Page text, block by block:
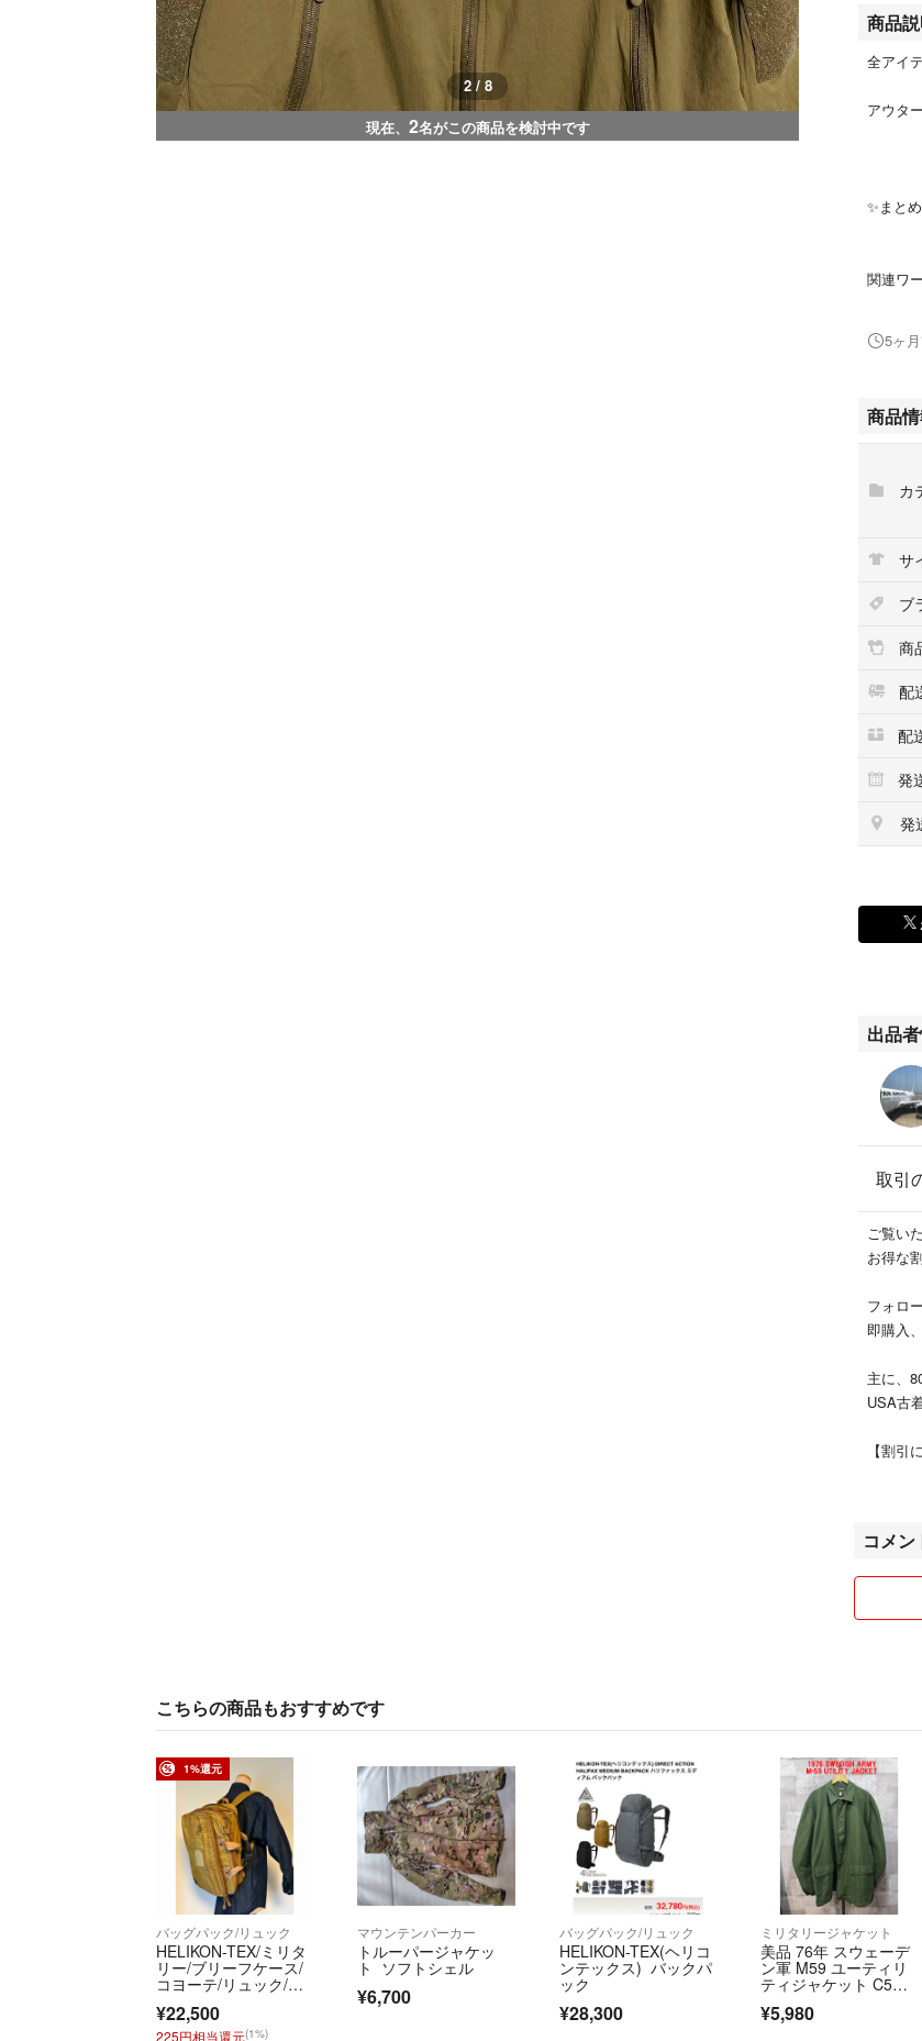
3 / 8
現在、 2名がこの商品を検討中です
商品
全ア
アウ
✨まと
関連ワ
ェル ジ
ご覧い
フォロ
フォロ
ご購
さら
画像を
※素人
80s 90s
メンズ
るスポ
いただ
【お願
5ヶ
商品
カ
サ
ブ
商
配
配
発
発
出品
取引
ご覧い
お得な
フォロ
即購入
主に、
USA古
【割引
ご了承
購入後
価格は
欲しい
コメン
早い者
値下げ
コメン
こちらの商品もおすすめです
1%還元
バッグパック/リュック
HELIKON-TEX/ミリタ
リー/ブリーフケース/
コヨーテ/リュック/バ
¥22,500
225円相当還元(1%)
マウンテンパーカー
トルーパージャケッ
ト ソフトシェル
¥6,700
バッグパック/リュック
HELIKON-TEX(ヘリコ
ンテックス) バックパ
ック
¥28,300
ミリタリージャケット
美品 76年 スウェーデ
ン軍 M59 ユーティリ
ティジャケット C5
6 ミリタリー アーミ
ー ヴィンテージ
¥5,980